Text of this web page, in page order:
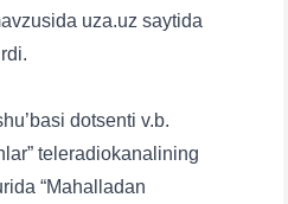
uza.uz saytida
dotsenti v.b.
teleradiokanalining
“Mahalladan